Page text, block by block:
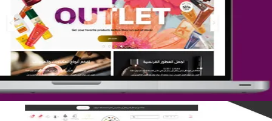
تصميم متجر جمال المرأة الشرقية
التفاصيل